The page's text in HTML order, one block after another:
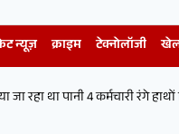
न्यूज़ क्राइम टेक्नोलॉजी
रहा था पानी 4 कर्मचारी रंगे हाथों